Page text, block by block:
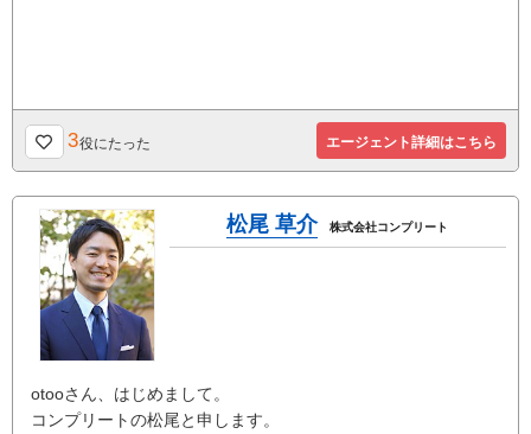
3役にたった エージェント詳細はこちら
松尾 草介 株式会社コンプリート
otooさん、はじめまして。
コンプリートの松尾と申します。